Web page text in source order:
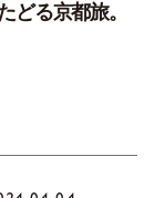
どる京都旅。